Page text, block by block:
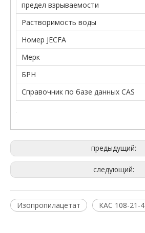
предел взрываемости
Растворимость воды
Номер JECFA
Мерк
БРН
Справочник по базе данных CAS
предыдущий:
следующий:
Изопропилацетат КАС 108-21-4